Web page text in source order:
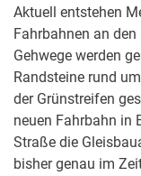
Aktuell entstehen
Fahrbahnen an
Gehwege werden
Randsteine rund
der Grünstreifen
neuen Fahrbahn in
Straße die
bisher genau im